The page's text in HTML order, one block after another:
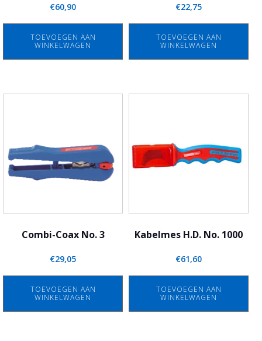
€60,90
TOEVOEGEN AAN
WINKELWAGEN
€22,75
TOEVOEGEN AAN
WINKELWAGEN
Combi-Coax No. 3
€29,05
TOEVOEGEN AAN
WINKELWAGEN
Kabelmes H.D. No. 1000
€61,60
TOEVOEGEN AAN
WINKELWAGEN